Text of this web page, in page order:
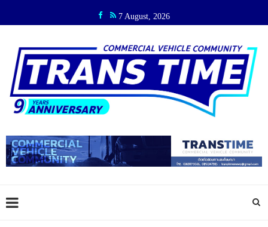
7 August, 2026